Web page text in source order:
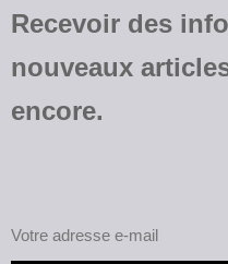
Recevoir des
nouveaux
encore.